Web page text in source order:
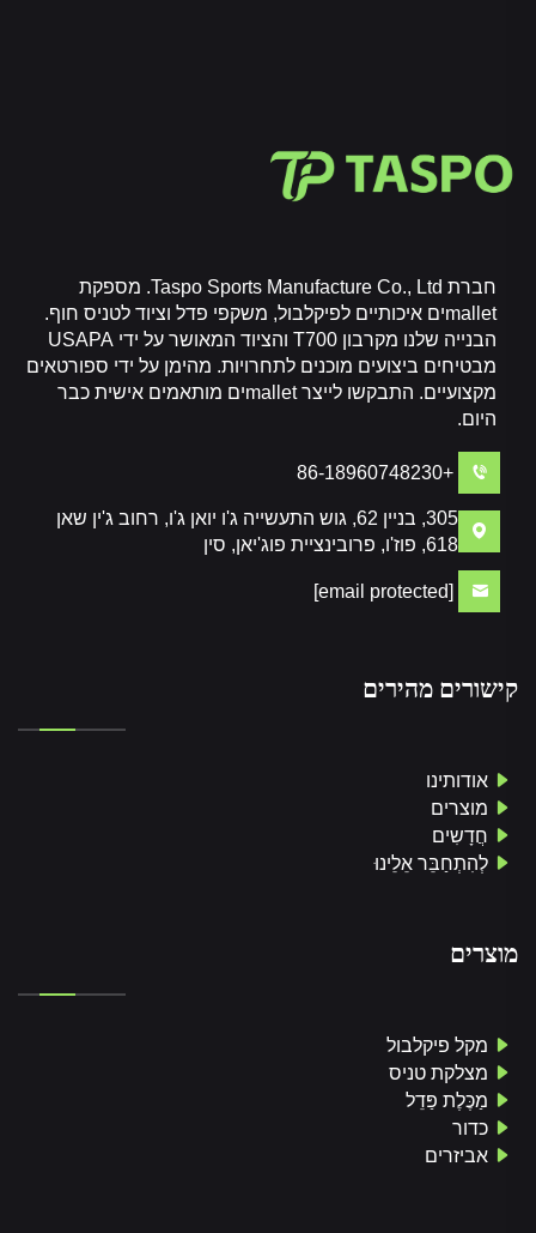
חברת Taspo Sports Manufacture Co., Ltd. מספקת
malletים איכותיים לפיקלבול, משקפי פדל וציוד לטניס חוף.
הבנייה שלנו מקרבון T700 והציוד המאושר על ידי USAPA
מבטיחים ביצועים מוכנים לתחרויות. מהימן על ידי ספורטאים
מקצועיים. התבקשו לייצר malletים מותאמים אישית כבר
היום.
+86-18960748230
305, בניין 62, גוש התעשייה ג'ו יואן ג'ו, רחוב ג'ין שאן
618, פוז'ו, פרובינציית פוג'יאן, סין
[email protected]
קישורים מהירים
אודותינו
מוצרים
חֲדָשִים
לְהִתְחַבֵּר אֵלֵינוּ
מוצרים
מקל פיקלבול
מצלקת טניס
מַכֶּלֶת פַּדֵל
כדור
אביזרים